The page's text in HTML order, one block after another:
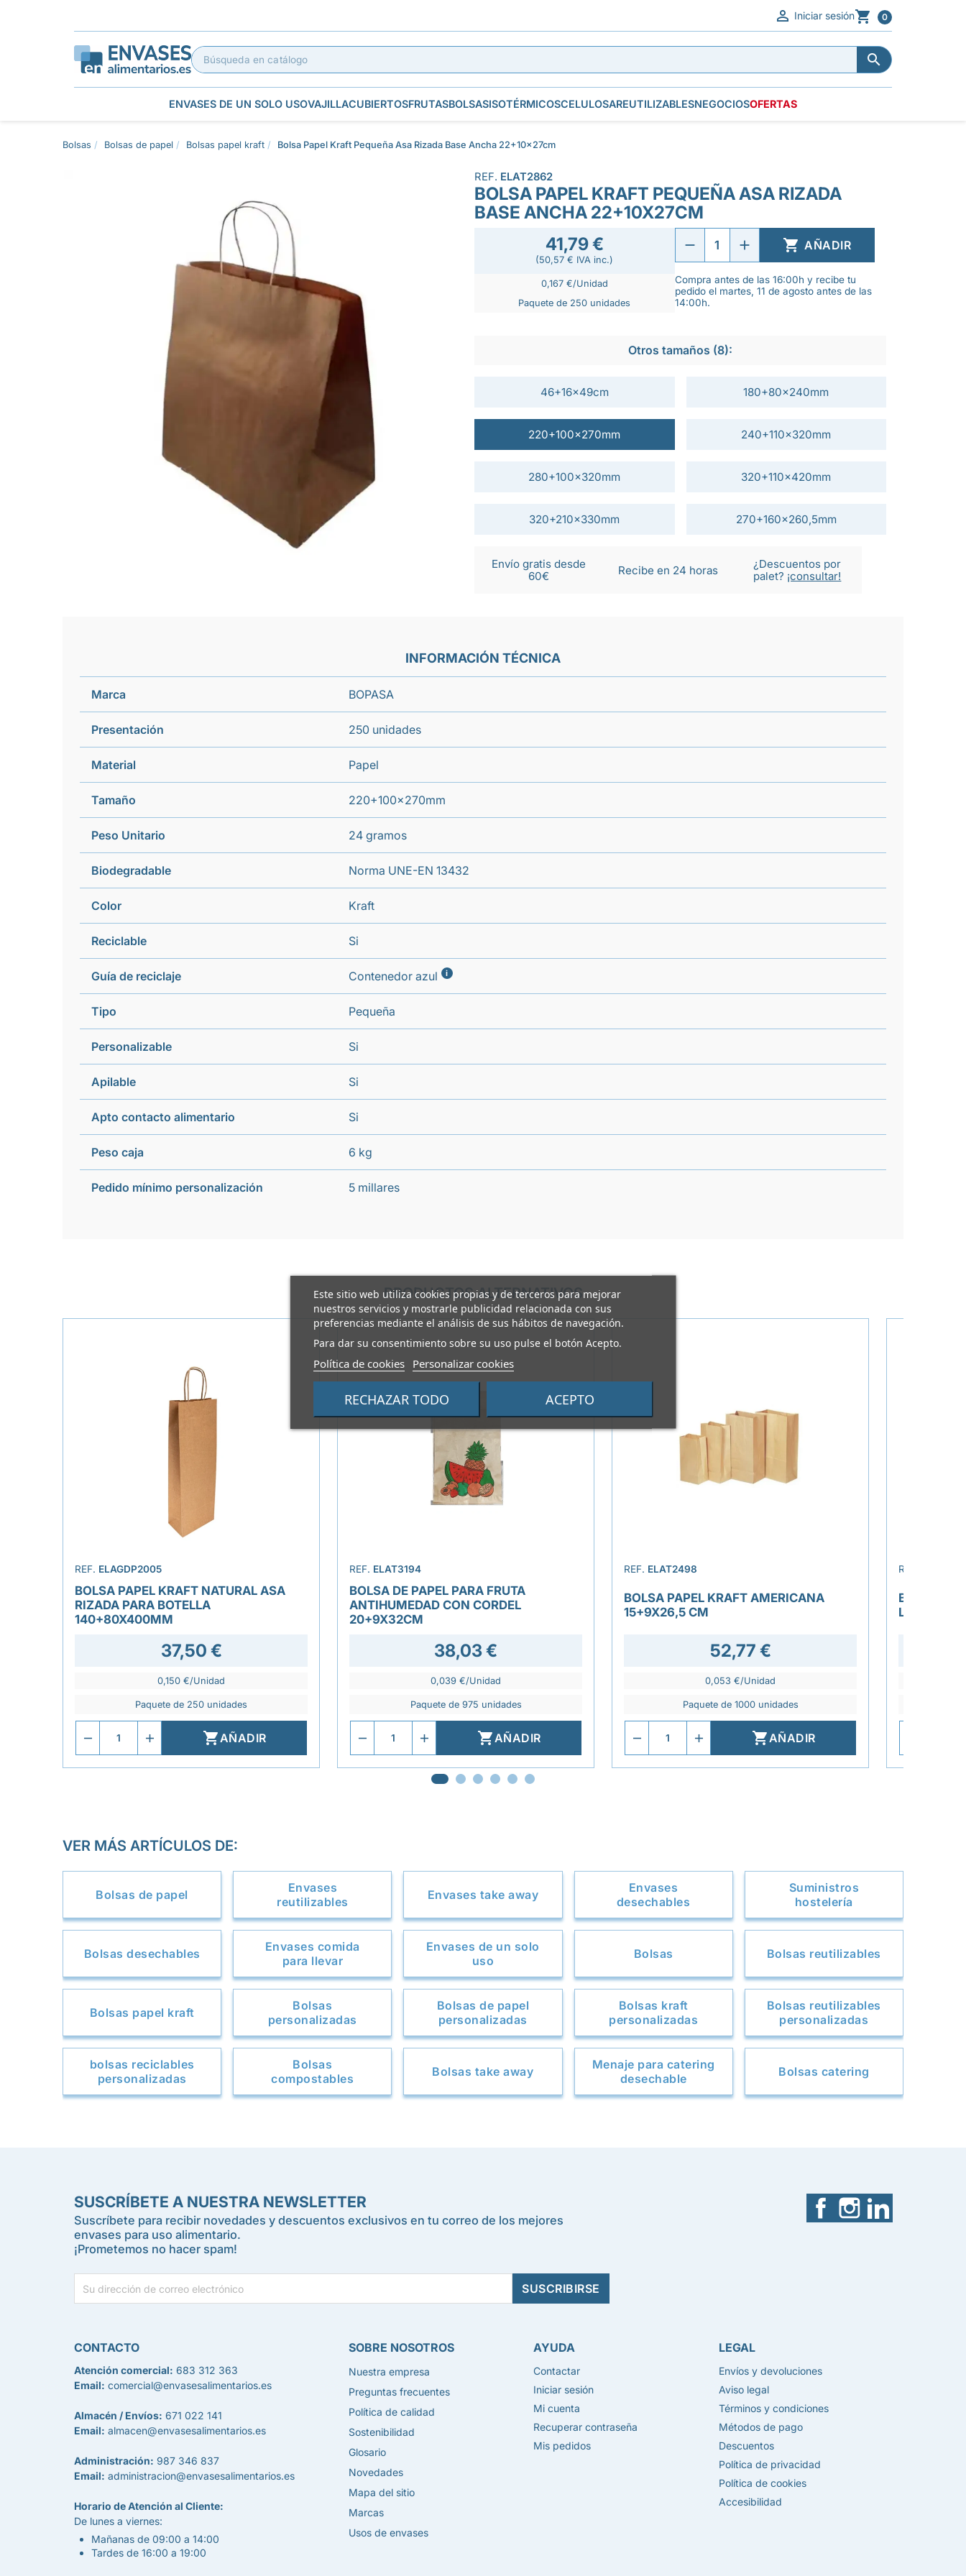
 Iniciar sesión 0


ENVASES DE UN SOLO USOVAJILLACUBIERTOSFRUTASBOLSASISOTÉRMICOSCELULOSAREUTILIZABLESNEGOCIOSOFERTAS
Este sitio web utiliza cookies propias y de terceros para mejorar
nuestros servicios y mostrarle publicidad relacionada con sus
preferencias mediante el análisis de sus hábitos de navegación.
Para dar su consentimiento sobre su uso pulse el botón Acepto.
Política de cookies Personalizar cookies
RECHAZAR TODO ACEPTO
Bolsas Bolsas de papel Bolsas papel kraft Bolsa Papel Kraft Pequeña Asa Rizada Base Ancha 22+10x27cm
REF. ELAT2862
BOLSA PAPEL KRAFT PEQUEÑA ASA RIZADA
BASE ANCHA 22+10X27CM
41,79 €
(50,57 € IVA inc.)
0,167 €/Unidad
Paquete de 250 unidades
 AÑADIR
Compra antes de las 16:00h y recibe tu
pedido el martes, 11 de agosto antes de las
14:00h.
Otros tamaños (8):
46+16x49cm 180+80x240mm
220+100x270mm 240+110x320mm
280+100x320mm 320+110x420mm
320+210x330mm 270+160x260,5mm
Envío gratis desde
60€
Recibe en 24 horas
¿Descuentos por
palet? ¡consultar!
INFORMACIÓN TÉCNICA
Marca BOPASA
Presentación 250 unidades
Material Papel
Tamaño 220+100x270mm
Peso Unitario 24 gramos
Biodegradable Norma UNE-EN 13432
Color Kraft
Reciclable Si
Guía de reciclaje Contenedor azul i
Tipo Pequeña
Personalizable Si
Apilable Si
Apto contacto alimentario Si
Peso caja 6 kg
Pedido mínimo personalización 5 millares
PRODUCTOS ALTERNATIVOS
REF. ELAGDP2005
BOLSA PAPEL KRAFT NATURAL ASA
RIZADA PARA BOTELLA
140+80X400MM
37,50 €
0,150 €/Unidad
Paquete de 250 unidades
AÑADIR
REF. ELAT3194
BOLSA DE PAPEL PARA FRUTA
ANTIHUMEDAD CON CORDEL
20+9X32CM
38,03 €
0,039 €/Unidad
Paquete de 975 unidades
AÑADIR
REF. ELAT2498
BOLSA PAPEL KRAFT AMERICANA
15+9X26,5 CM
52,77 €
0,053 €/Unidad
Paquete de 1000 unidades
AÑADIR
REF.
BOLSA
VER MÁS ARTÍCULOS DE:
Bolsas de papel
Envases
reutilizables
Envases take away
Envases
desechables
Suministros
hostelería
Bolsas desechables
Envases comida
para llevar
Envases de un solo
uso
Bolsas Bolsas reutilizables
Bolsas papel kraft
Bolsas
personalizadas
Bolsas de papel
personalizadas
Bolsas kraft
personalizadas
Bolsas reutilizables
personalizadas
bolsas reciclables
personalizadas
Bolsas
compostables
Bolsas take away
Menaje para catering
desechable
Bolsas catering
SUSCRÍBETE A NUESTRA NEWSLETTER
Suscríbete para recibir novedades y descuentos exclusivos en tu correo de los mejores
envases para uso alimentario.
¡Prometemos no hacer spam!
FacebookInstagram
CONTACTO
Atención comercial: 683 312 363
Email: comercial@envasesalimentarios.es
Almacén / Envíos: 671 022 141
Email: almacen@envasesalimentarios.es
Administración: 987 346 837
Email: administracion@envasesalimentarios.es
Horario de Atención al Cliente:
De lunes a viernes:
Mañanas de 09:00 a 14:00
Tardes de 16:00 a 19:00
SOBRE NOSOTROS
Nuestra empresa
Preguntas frecuentes
Política de calidad
Sostenibilidad
Glosario
Novedades
Mapa del sitio
Marcas
Usos de envases
AYUDA
Contactar
Iniciar sesión
Mi cuenta
Recuperar contraseña
Mis pedidos
LEGAL
Envíos y devoluciones
Aviso legal
Términos y condiciones
Métodos de pago
Descuentos
Política de privacidad
Política de cookies
Accesibilidad